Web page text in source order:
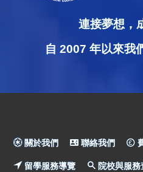
連接夢想，
自 2007 年以來我
關於我們 聯絡我們
留學服務導覽 院校與服務